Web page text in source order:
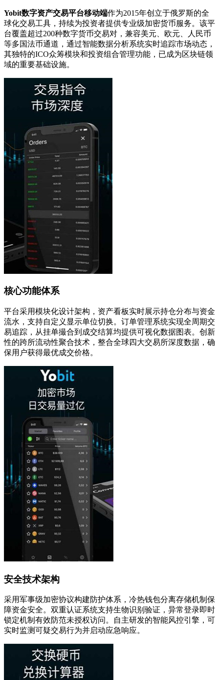
Yobit数字资产交易平台移动端作为2015年创立于俄罗斯的全
球化交易工具，持续为投资者提供专业级加密货币服务。该平
台覆盖超过200种数字货币交易对，兼容美元、欧元、人民币
等多国法币通道，通过智能数据分析系统实时追踪市场动态，
其独特的ICO众筹模块和投资组合管理功能，已成为区块链领
域的重要基础设施。
核心功能体系
平台采用模块化设计架构，资产看板实时展示持仓分布与资金
流水，支持自定义显示单位切换。订单管理系统实现全周期交
易追踪，从挂单撮合到成交结算均提供可视化数据图表。创新
性的跨所流动性聚合技术，整合全球四大交易所深度数据，确
保用户获得最优成交价格。
安全技术架构
采用军事级加密协议构建防护体系，冷热钱包分离存储机制保
障资金安全。双重认证系统支持生物识别验证，异常登录即时
锁定机制有效防范未授权访问。自主研发的智能风控引擎，可
实时监测可疑交易行为并启动应急响应。